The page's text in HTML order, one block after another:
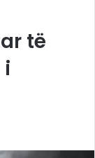
të
i